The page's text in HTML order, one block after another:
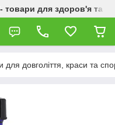
для здоров'я та
для довголіття, краси та